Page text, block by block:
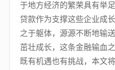
于地方经济的繁荣具有举
贷款作为支撑这些企业成
之于躯体，源源不断地输
茁壮成长，这条金融输血
既有机遇也有挑战，本文